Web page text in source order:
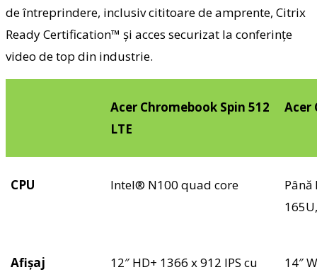
de întreprindere, inclusiv cititoare de amprente, Citrix
Ready Certification™ și acces securizat la conferințe
video de top din industrie.
Acer Chromebook Spin 512
LTE
Acer
CPU Intel® N100 quad core
Afișaj
12″ HD+ 1366 x 912 IPS cu
14″